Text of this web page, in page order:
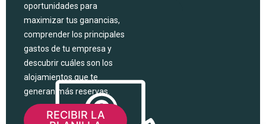
oportunidades para
maximizar tus ganancias,
comprender los principales
gastos de tu empresa y
descubrir cuáles son los
alojamientos que te
generan más reservas.
RECIBIR LA